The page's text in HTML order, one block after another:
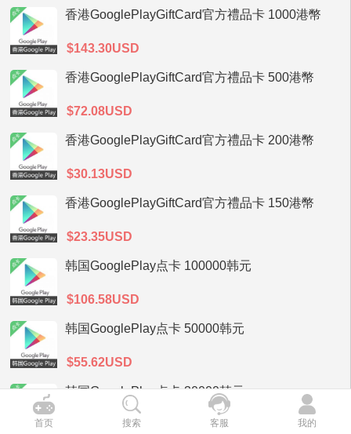
香港GooglePlayGiftCard官方禮品卡 1000港幣
$143.30USD
香港GooglePlayGiftCard官方禮品卡 500港幣
$72.08USD
香港GooglePlayGiftCard官方禮品卡 200港幣
$30.13USD
香港GooglePlayGiftCard官方禮品卡 150港幣
$23.35USD
韩国GooglePlay点卡 100000韩元
$106.58USD
韩国GooglePlay点卡 50000韩元
$55.62USD
韩国GooglePlay点卡 30000韩元
$34.39USD
首页 搜索 客服 我的